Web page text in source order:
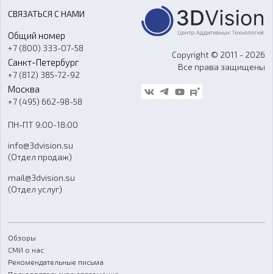
Оборудование и материалы для вакуумного литья
Аксессуары и прочее оборудование
Программное обеспечение
Ремонт и услуги
О компании
Контакты
Гос. закупки
Стать дилером
Блог
FAQ
СВЯЗАТЬСЯ С НАМИ
Общий номер
+7 (800) 333-07-58
Санкт-Петербург
+7 (812) 385-72-92
Москва
+7 (495) 662-98-58
ПН-ПТ 9:00-18:00
info@3dvision.su
(Отдел продаж)
mail@3dvision.su
(Отдел услуг)
Copyright © 2011 - 2026
Все права защищены
Обзоры
СМИ о нас
Рекомендательные письма